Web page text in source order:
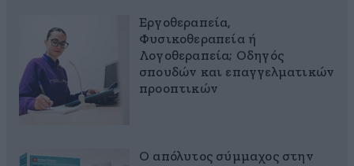
Εργοθεραπεία,
Φυσικοθεραπεία ή
Λογοθεραπεία; Οδηγός
σπουδών και επαγγελματικών
προοπτικών
Ο απόλυτος σύμμαχος στην